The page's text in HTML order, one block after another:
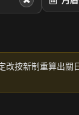
按新制重算出